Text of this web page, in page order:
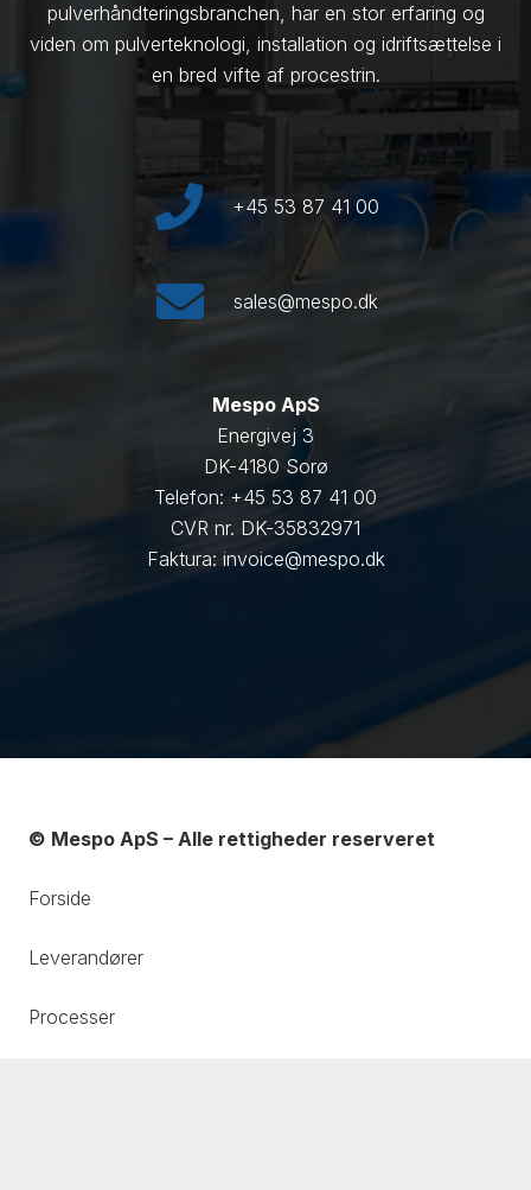
pulverhåndteringsbranchen, har en stor erfaring og
viden om pulverteknologi, installation og idriftsættelse i
en bred vifte af procestrin.
+45 53 87 41 00
sales@mespo.dk
Mespo ApS
Energivej 3
DK-4180 Sorø
Telefon: +45 53 87 41 00
CVR nr. DK-35832971
Faktura: invoice@mespo.dk
© Mespo ApS – Alle rettigheder reserveret
Forside
Leverandører
Processer